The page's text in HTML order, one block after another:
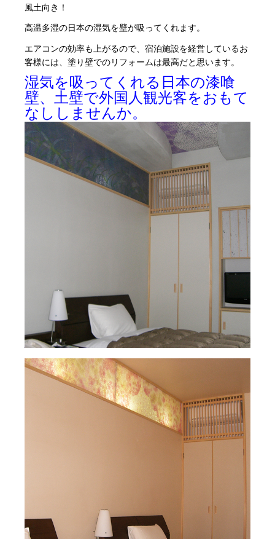
風土向き！
高温多湿の日本の湿気を壁が吸ってくれます。
エアコンの効率も上がるので、宿泊施設を経営しているお
客様には、塗り壁でのリフォームは最高だと思います。
湿気を吸ってくれる日本の漆喰
壁、土壁で外国人観光客をおもて
なししませんか。